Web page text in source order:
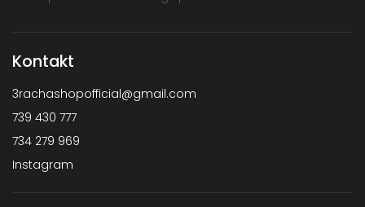
Kontakt
3rachashopofficial@gmail.com
739 430 777
734 279 969
Instagram